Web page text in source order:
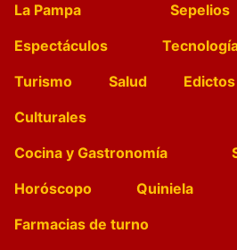
La Pampa Sepelios
Espectáculos
Turismo
Salud Edictos
Culturales
Cocina y Gastronomía
Horóscopo
Quiniela
Farmacias de turno